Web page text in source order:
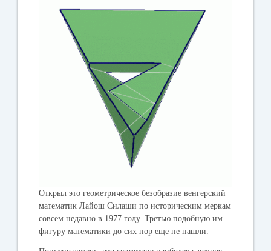
Открыл это геометрическое безобразие венгерский
математик Лайош Силаши по историческим меркам
совсем недавно в 1977 году. Третью подобную им
фигуру математики до сих пор еще не нашли.